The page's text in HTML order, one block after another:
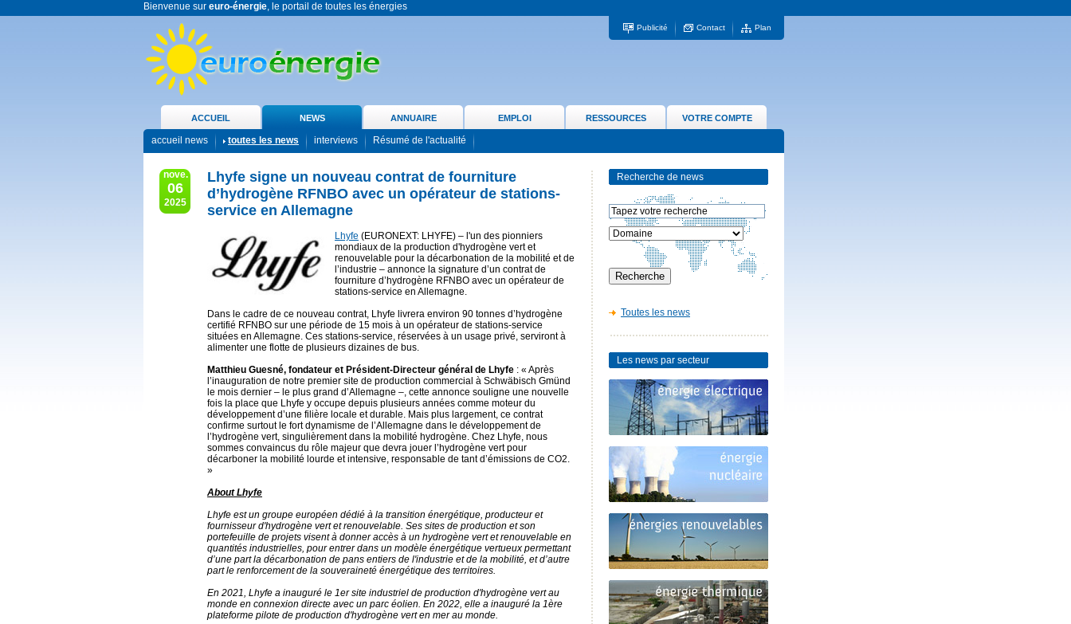
Bienvenue sur euro-énergie, le portail de toutes les énergies
Publicité Contact Plan
ACCUEIL NEWS ANNUAIRE EMPLOI RESSOURCES VOTRE COMPTE
accueil news toutes les news interviews Résumé de l'actualité
nove.
06
2025
Lhyfe signe un nouveau contrat de fourniture
d’hydrogène RFNBO avec un opérateur de stations-
service en Allemagne
Lhyfe (EURONEXT: LHYFE) – l'un des pionniers
mondiaux de la production d'hydrogène vert et
renouvelable pour la décarbonation de la mobilité et de
l’industrie – annonce la signature d’un contrat de
fourniture d’hydrogène RFNBO avec un opérateur de
stations-service en Allemagne.
Dans le cadre de ce nouveau contrat, Lhyfe livrera environ 90 tonnes d’hydrogène
certifié RFNBO sur une période de 15 mois à un opérateur de stations-service
situées en Allemagne. Ces stations-service, réservées à un usage privé, serviront à
alimenter une flotte de plusieurs dizaines de bus.
Matthieu Guesné, fondateur et Président-Directeur général de Lhyfe : « Après
l’inauguration de notre premier site de production commercial à Schwäbisch Gmünd
le mois dernier – le plus grand d’Allemagne –, cette annonce souligne une nouvelle
fois la place que Lhyfe y occupe depuis plusieurs années comme moteur du
développement d’une filière locale et durable. Mais plus largement, ce contrat
confirme surtout le fort dynamisme de l’Allemagne dans le développement de
l’hydrogène vert, singulièrement dans la mobilité hydrogène. Chez Lhyfe, nous
sommes convaincus du rôle majeur que devra jouer l’hydrogène vert pour
décarboner la mobilité lourde et intensive, responsable de tant d’émissions de CO2.
»
About Lhyfe
Lhyfe est un groupe européen dédié à la transition énergétique, producteur et
fournisseur d'hydrogène vert et renouvelable. Ses sites de production et son
portefeuille de projets visent à donner accès à un hydrogène vert et renouvelable en
quantités industrielles, pour entrer dans un modèle énergétique vertueux permettant
d’une part la décarbonation de pans entiers de l'industrie et de la mobilité, et d’autre
part le renforcement de la souveraineté énergétique des territoires.
En 2021, Lhyfe a inauguré le 1er site industriel de production d'hydrogène vert au
monde en connexion directe avec un parc éolien. En 2022, elle a inauguré la 1ère
plateforme pilote de production d'hydrogène vert en mer au monde.
Recherche de news
Toutes les news
Les news par secteur